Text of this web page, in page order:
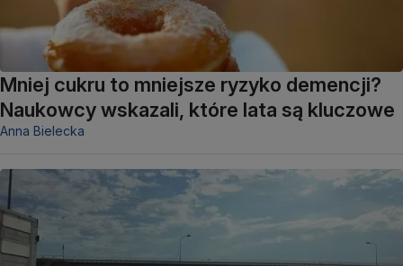
Mniej cukru to mniejsze ryzyko demencji?
Naukowcy wskazali, które lata są kluczowe
Anna Bielecka